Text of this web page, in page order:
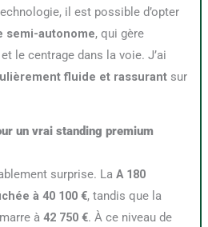
semi-autonome, qui gère
le centrage dans la voie. J’ai
fluide et rassurant sur
un vrai standing premium
surprise. La A 180
à 40 100 €, tandis que la
à 42 750 €. À ce niveau de